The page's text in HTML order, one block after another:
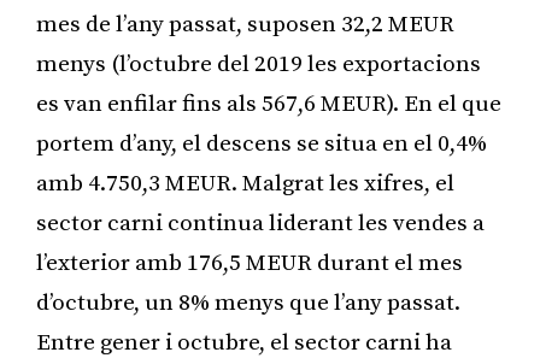
mes de l’any passat, suposen 32,2 MEUR
menys (l’octubre del 2019 les exportacions
es van enfilar fins als 567,6 MEUR). En el que
portem d’any, el descens se situa en el 0,4%
amb 4.750,3 MEUR. Malgrat les xifres, el
sector carni continua liderant les vendes a
l’exterior amb 176,5 MEUR durant el mes
d’octubre, un 8% menys que l’any passat.
Entre gener i octubre, el sector carni ha